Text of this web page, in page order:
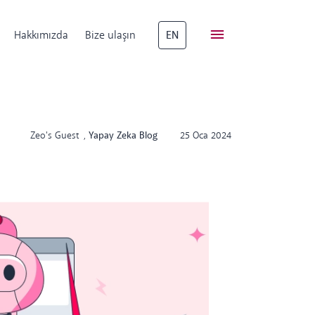
Hakkımızda Bize ulaşın EN
Zeo's Guest , Yapay Zeka Blog 25 Oca 2024